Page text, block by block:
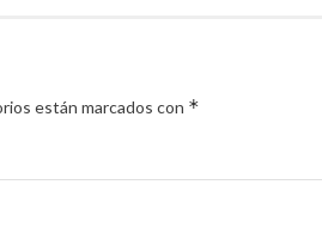
están marcados con *